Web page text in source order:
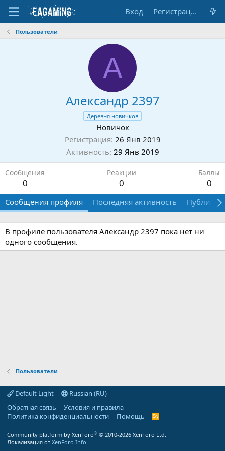
Вход Регистрация
Пользователи
А
Александр 2397
Деревня новичков
Новичок
Регистрация 26 Янв 2019
Активность 29 Янв 2019
Сообщения
0
Реакции
0
Баллы
0
Сообщения профиля Последняя активность
В профиле пользователя Александр 2397 пока нет ни
одного сообщения.
Пользователи
Default Light
Russian (RU)
Обратная связь
Условия и правила
Политика конфиденциальности
Помощь
R
Community platform by XenForo® © 2010-2026 XenForo Ltd.
Локализация от XenForo.Info